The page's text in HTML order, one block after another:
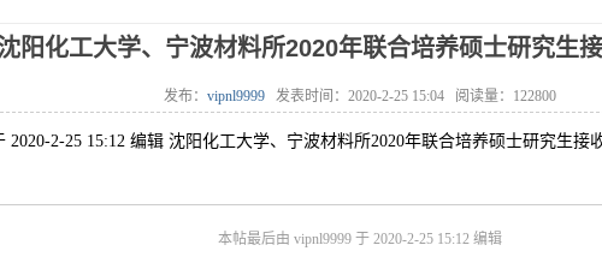
阳化工大学、宁波材料所2020年联合培养硕士研究生
发布： vipnl9999 发表时间： 2020-2-25 15:04 阅读量： 122800
2020-2-25 15:12 编辑 沈阳化工大学、宁波材料所2020年联合培养硕士研究生
本帖最后由 vipnl9999 于 2020-2-25 15:12 编辑